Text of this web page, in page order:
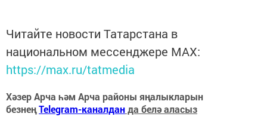
Читайте новости Татарстана в
национальном мессенджере MАХ:
https://max.ru/tatmedia
Хәзер Арча һәм Арча районы яңалыкларын
безнеңTelegram-каналданда белә аласыз